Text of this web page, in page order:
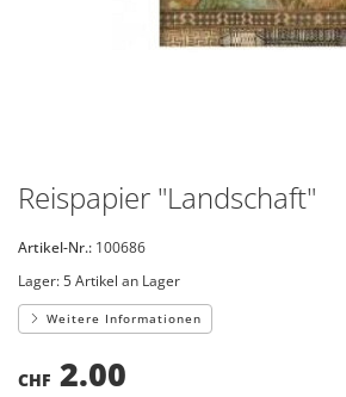
Reispapier "Landschaft"
Artikel-Nr.: 100686
Lager:5 Artikel an Lager
Weitere Informationen
CHF 2.00